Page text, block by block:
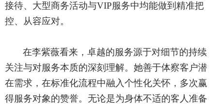
接待、大型商务活动与VIP服务中均能做到精准把
控、从容应对。
在李紫薇看来，卓越的服务源于对细节的持续
关注与对服务本质的深刻理解。她善于体察客户潜
在需求，在标准化流程中融入个性化关怀，多次赢
得服务对象的赞誉。无论是为身体不适的客人准备